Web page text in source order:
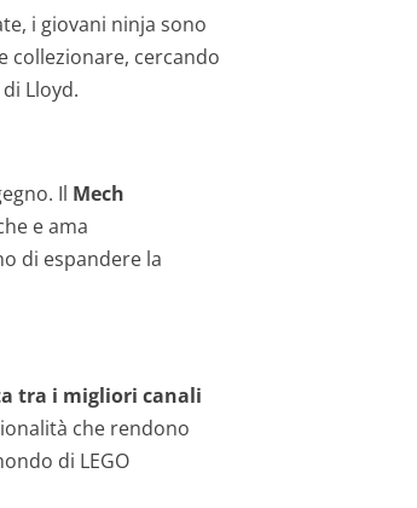
i giovani ninja sono
collezionare, cercando
Lloyd.
Il Mech
e ama
di espandere la
tra i migliori canali
che rendono
di LEGO